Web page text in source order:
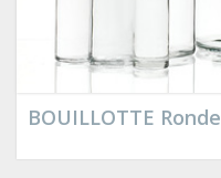
BOUILLOTTE Ronde